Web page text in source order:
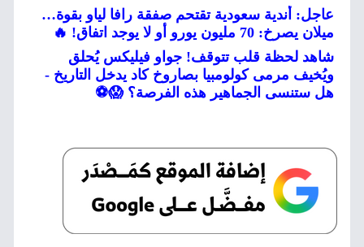
عاجل: أندية سعودية تقتحم صفقة رافا لياو بقوة…
ميلان يصرخ: 70 مليون يورو أو لا يوجد اتفاق! 🔥
شاهد لحظة قلب تتوقف! جواو فيليكس يُحلق
ويُخيف مرمى كولومبيا بصاروخ كاد يدخل التاريخ -
هل ستنسى الجماهير هذه الفرصة؟ 😱⚽